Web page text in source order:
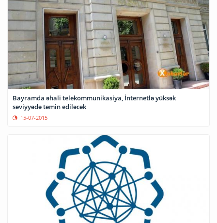
Bayramda əhali telekommunikasiya, İnternetlə yüksək
səviyyədə təmin ediləcək
15-07-2015